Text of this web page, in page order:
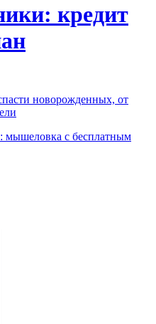
кредит
новорожденных, от
мышеловка с бесплатным